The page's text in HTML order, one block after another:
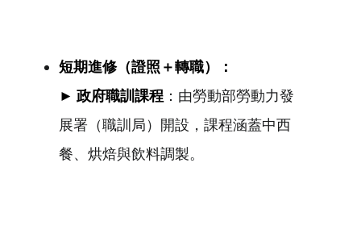
短期進修（證照＋轉職）：
► 政府職訓課程：由勞動部勞動力發
展署（職訓局）開設，課程涵蓋中西
餐、烘焙與飲料調製。